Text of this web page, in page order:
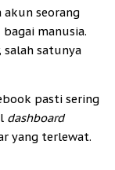
seorang
manusia.
salah satunya
pasti sering
dashboard
yang terlewat.